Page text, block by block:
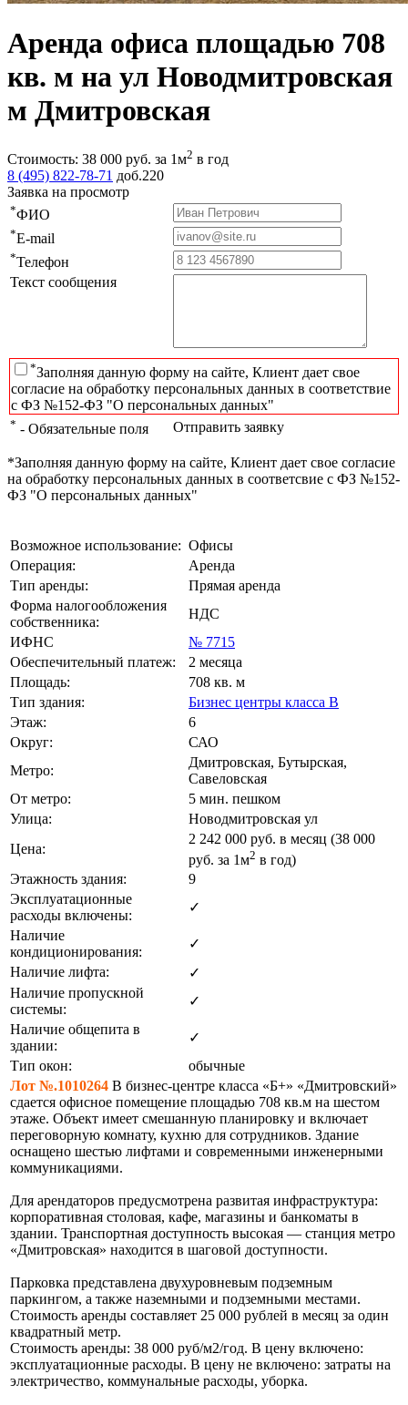
Аренда офиса площадью 708
кв. м на ул Новодмитровская
м Дмитровская
Стоимость: 38 000 руб. за 1м2 в год
8 (495) 822-78-71 доб.220
Заявка на просмотр
*ФИО
*E-mail
*Телефон
Текст сообщения
*Заполняя данную форму на сайте, Клиент дает свое
согласие на обработку персональных данных в соответствие
с ФЗ №152-ФЗ "О персональных данных"
* - Обязательные поля Отправить заявку
*Заполняя данную форму на сайте, Клиент дает свое согласие
на обработку персональных данных в соответсвие с ФЗ №152-
ФЗ "О персональных данных"
Возможное использование: Офисы
Операция:
Аренда
Тип аренды:
Прямая аренда
Форма налогообложения
собственника:
НДС
ИФНС
№ 7715
Обеспечительный платеж:
2 месяца
Площадь:
708 кв. м
Тип здания:
Бизнес центры класса B
Этаж:
6
Округ:
САО
Метро:
Дмитровская, Бутырская,
Савеловская
От метро:
5 мин. пешком
Улица:
Новодмитровская ул
Цена:
2 242 000 руб. в месяц (38 000
руб. за 1м2 в год)
Этажность здания:
9
Эксплуатационные
расходы включены:
✓
Наличие
кондиционирования:
✓
Наличие лифта:
✓
Наличие пропускной
системы:
✓
Наличие общепита в
здании:
✓
Тип окон:
обычные
Лот №.1010264 В бизнес-центре класса «Б+» «Дмитровский»
сдается офисное помещение площадью 708 кв.м на шестом
этаже. Объект имеет смешанную планировку и включает
переговорную комнату, кухню для сотрудников. Здание
оснащено шестью лифтами и современными инженерными
коммуникациями.
Для арендаторов предусмотрена развитая инфраструктура:
корпоративная столовая, кафе, магазины и банкоматы в
здании. Транспортная доступность высокая — станция метро
«Дмитровская» находится в шаговой доступности.
Парковка представлена двухуровневым подземным
паркингом, а также наземными и подземными местами.
Стоимость аренды составляет 25 000 рублей в месяц за один
квадратный метр.
Стоимость аренды: 38 000 руб/м2/год. В цену включено:
эксплуатационные расходы. В цену не включено: затраты на
электричество, коммунальные расходы, уборка.